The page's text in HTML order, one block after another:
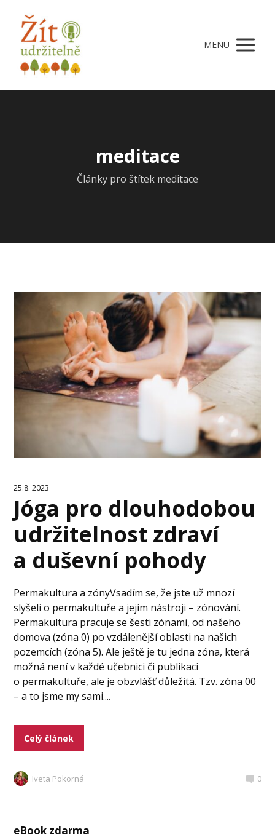
MENU
meditace
Články pro štítek meditace
25.8. 2023
Jóga pro dlouhodobou
udržitelnost zdraví
a duševní pohody
Permakultura a zónyVsadím se, že jste už mnozí
slyšeli o permakultuře a jejím nástroji – zónování.
Permakultura pracuje se šesti zónami, od našeho
domova (zóna 0) po vzdálenější oblasti na našich
pozemcích (zóna 5). Ale ještě je tu jedna zóna, která
možná není v každé učebnici či publikaci
o permakultuře, ale je obzvlášť důležitá. Tzv. zóna 00
– a to jsme my sami....
Celý článek
Iveta Pokorná 0
eBook zdarma